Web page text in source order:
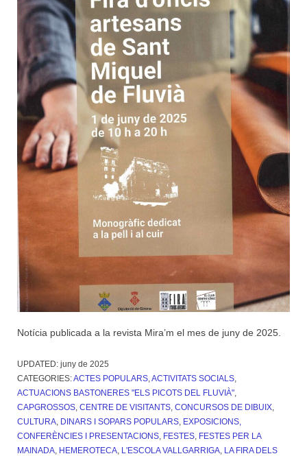
Notícia publicada a la revista Mira’m el mes de juny de 2025.
UPDATED: juny de 2025
CATEGORIES:ACTES POPULARS ACTIVITATS SOCIALS
ACTUACIONS BASTONERES "ELS PICOTS DEL FLUVIÀ"
CAPGROSSOS CENTRE DE VISITANTS CONCURSOS DE DIBUIX
CULTURA DINARS I SOPARS POPULARS EXPOSICIONS,
CONFERÈNCIES I PRESENTACIONS FESTES FESTES PER LA
MAINADA HEMEROTECA L'ESCOLA VALLGARRIGA LA FIRA DELS